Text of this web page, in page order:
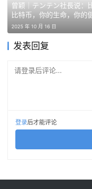
免责声明：本文提供的
不对根据本文提供的信
人士。
曾颖｜テンテン社長说：
比特币，你的生命，你的
康，你的人生，才是独一
的最最珍贵
2025 年 10 月 16 日
发表回复
请登录后评论...
登录后才能评论